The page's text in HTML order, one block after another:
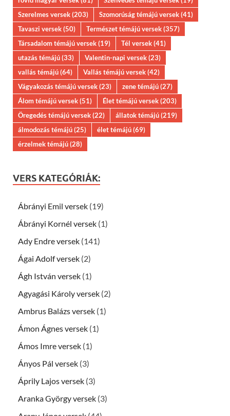
Szerelmes versek(203) Szomorúság témájú versek(41)
Tavaszi versek(50) Természet témájú versek(357)
Társadalom témájú versek(19) Tél versek(41)
utazás témájú(33) Valentin-napi versek(23)
vallás témájú(64) Vallás témájú versek(42)
Vágyakozás témájú versek(23) zene témájú(27)
Álom témájú versek(51) Élet témájú versek(203)
Öregedés témájú versek(22) állatok témájú(219)
álmodozás témájú(25) élet témájú(69)
érzelmek témájú(28)
VERS KATEGÓRIÁK:
Ábrányi Emil versek (19)
Ábrányi Kornél versek (1)
Ady Endre versek (141)
Ágai Adolf versek (2)
Ágh István versek (1)
Agyagási Károly versek (2)
Ambrus Balázs versek (1)
Ámon Ágnes versek (1)
Ámos Imre versek (1)
Ányos Pál versek (3)
Áprily Lajos versek (3)
Aranka György versek (3)